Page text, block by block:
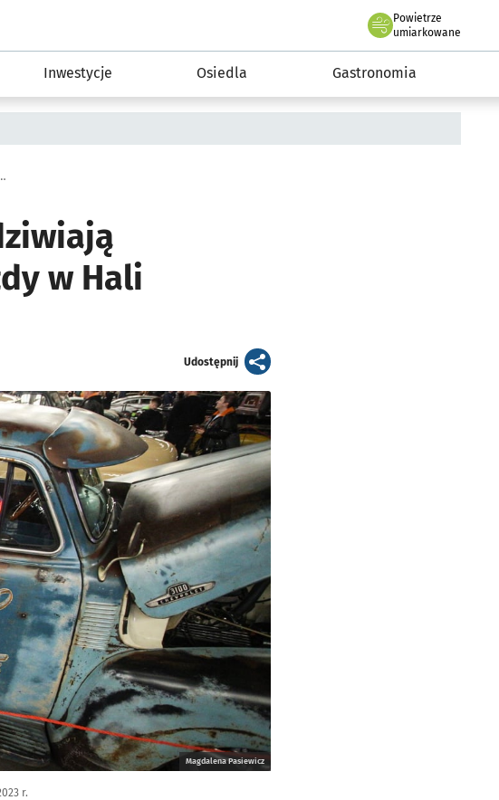
Dla mieszkańca
Powietrze
we Wrocławiu
umiarkowane
Inwestycje Osiedla Gastronomia
pojazdy w Hali Stulecia [ZDJĘCIA]
w Hali
Udostępnijartykuł
Magdalena Pasiewicz
r.